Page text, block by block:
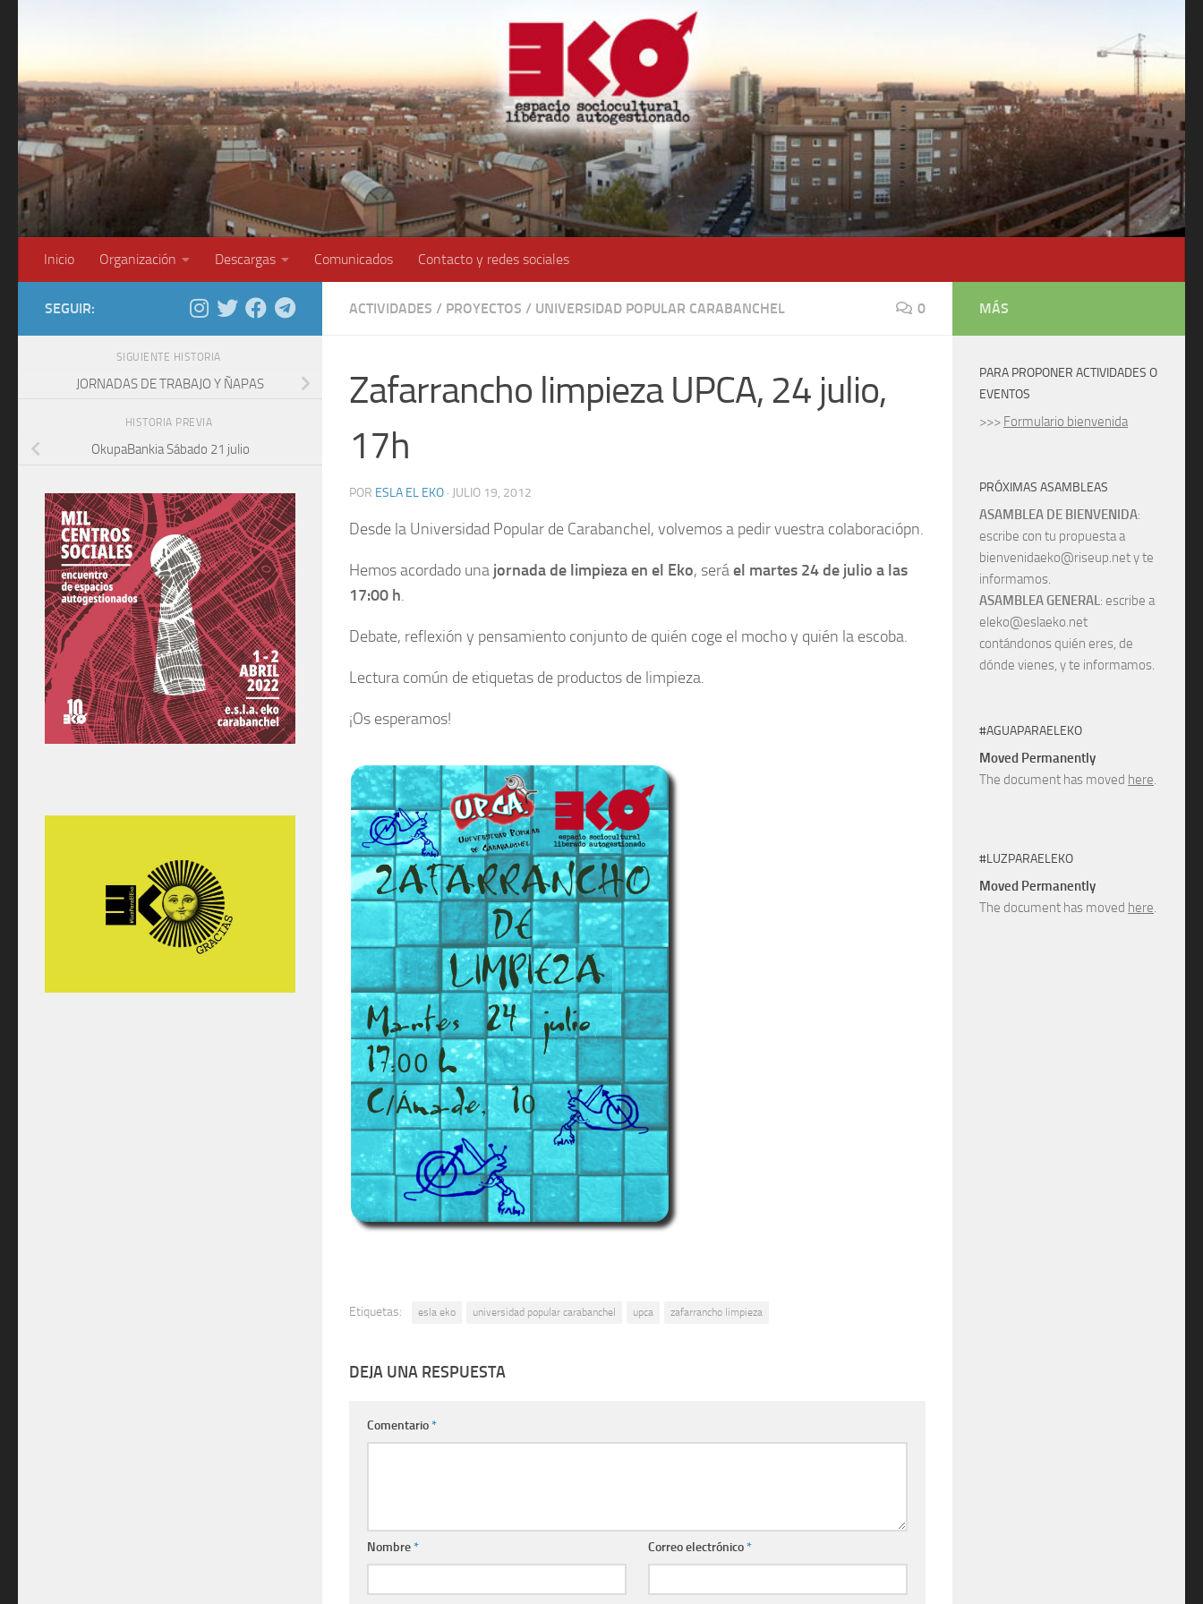
Inicio Organización Descargas Comunicados Contacto y redes sociales
ACTIVIDADES / PROYECTOS / UNIVERSIDAD POPULAR CARABANCHEL 0
Zafarrancho limpieza UPCA, 24 julio,
17h
POR ESLA EL EKO · JULIO 19, 2012
Desde la Universidad Popular de Carabanchel, volvemos a pedir vuestra colaboraciópn.
Hemos acordado una jornada de limpieza en el Eko, seráel martes 24 de julio a las
17:00 h.
Debate, reflexión y pensamiento conjunto de quién coge el mocho y quién la escoba.
Lectura común de etiquetas de productos de limpieza.
¡Os esperamos!
Etiquetas: esla eko universidad popular carabanchel upca zafarrancho limpieza
DEJA UNA RESPUESTA
Comentario*
Nombre* Correo electrónico*
SEGUIR:
SIGUIENTE HISTORIA
JORNADAS DE TRABAJO Y ÑAPAS
HISTORIA PREVIA
OkupaBankia Sábado 21 julio
MÁS
PARA PROPONER ACTIVIDADES O
EVENTOS
>>> Formulario bienvenida
PRÓXIMAS ASAMBLEAS
ASAMBLEA DE BIENVENIDA:
escribe con tu propuesta a
bienvenidaeko@riseup.net y te
informamos.
ASAMBLEA GENERAL: escribe a
eleko@eslaeko.net
contándonos quién eres, de
dónde vienes, y te informamos.
#AGUAPARAELEKO
Moved Permanently
The document has moved here.
#LUZPARAELEKO
Moved Permanently
The document has moved here.